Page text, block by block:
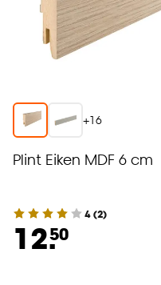
+16
Plint Eiken MDF 6 cm
4(2)
12.50